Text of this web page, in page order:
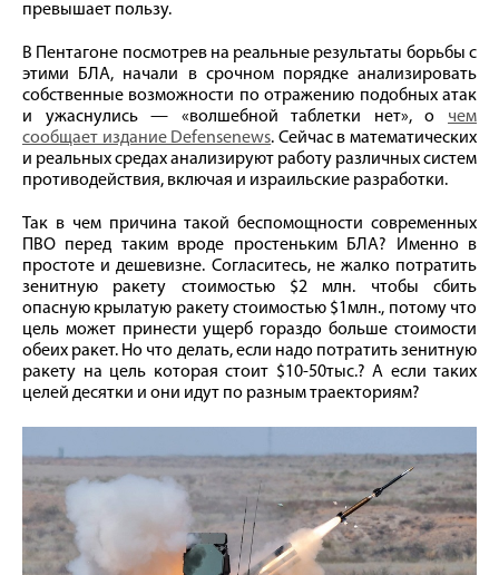
превышает пользу.
В Пентагоне посмотрев на реальные результаты борьбы с
этими БЛА, начали в срочном порядке анализировать
собственные возможности по отражению подобных атак
и ужаснулись — «волшебной таблетки нет», о чем
сообщает издание Defensenews. Сейчас в математических
и реальных средах анализируют работу различных систем
противодействия, включая и израильские разработки.
Так в чем причина такой беспомощности современных
ПВО перед таким вроде простеньким БЛА? Именно в
простоте и дешевизне. Согласитесь, не жалко потратить
зенитную ракету стоимостью $2 млн. чтобы сбить
опасную крылатую ракету стоимостью $1млн., потому что
цель может принести ущерб гораздо больше стоимости
обеих ракет. Но что делать, если надо потратить зенитную
ракету на цель которая стоит $10-50тыс.? А если таких
целей десятки и они идут по разным траекториям?